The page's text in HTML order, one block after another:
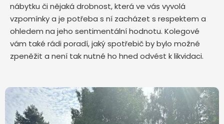
nábytku či nějaká drobnost, která ve vás vyvolá
vzpomínky a je potřeba s ní zacházet s respektem a
ohledem na jeho sentimentální hodnotu. Kolegové
vám také rádi poradí, jaký spotřebič by bylo možné
zpeněžit a není tak nutné ho hned odvést k likvidaci.